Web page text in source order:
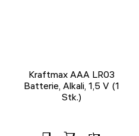
Kraftmax AAA LR03
Batterie, Alkali, 1,5 V (1
Stk.)